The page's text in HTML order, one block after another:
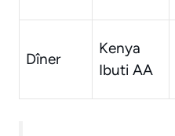
Dîner
Kenya
Ibuti AA